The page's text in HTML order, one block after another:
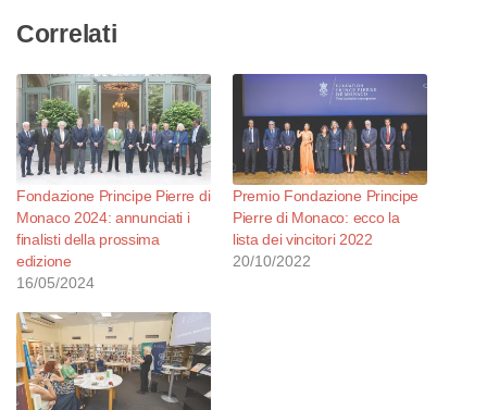
Correlati
Fondazione Principe Pierre di
Monaco 2024: annunciati i
finalisti della prossima
edizione
16/05/2024
Premio Fondazione Principe
Pierre di Monaco: ecco la
lista dei vincitori 2022
20/10/2022